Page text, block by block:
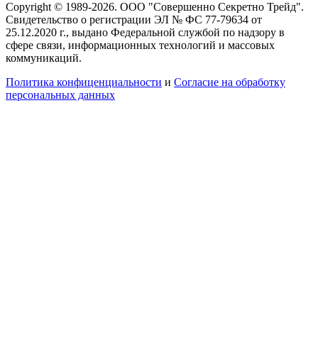
Copyright © 1989-2026. ООО "Совершенно Секретно Трейд".
Свидетельство о регистрации ЭЛ № ФС 77-79634 от
25.12.2020 г., выдано Федеральной службой по надзору в
сфере связи, информационных технологий и массовых
коммуникаций.
Политика конфиценциальности и Согласие на обработку
персональных данных